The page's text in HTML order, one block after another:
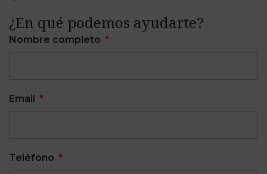
¿En qué podemos ayudarte?
Nombre completo
Email
Teléfono